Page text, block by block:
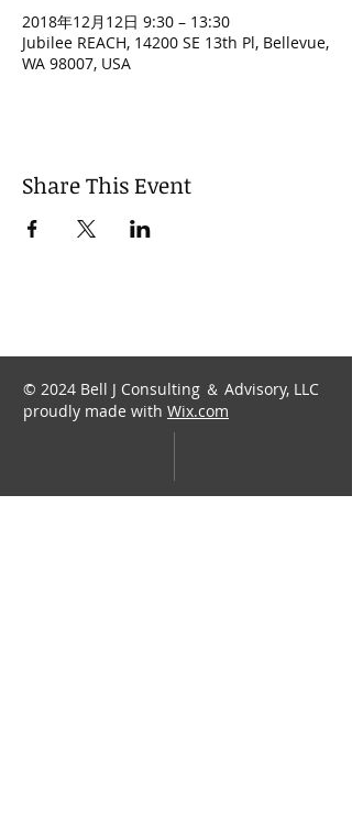
2018年12月12日 9:30 – 13:30
Jubilee REACH, 14200 SE 13th Pl, Bellevue,
WA 98007, USA
Share This Event
© 2024 Bell J Consulting ＆ Advisory, LLC
proudly made with Wix.com